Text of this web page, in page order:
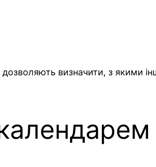
дозволяють визначити, з якими